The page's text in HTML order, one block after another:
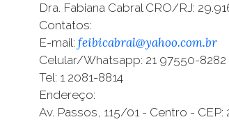
Dra. Fabiana Cabral CRO/RJ:
Contatos:
E-mail: feibicabral@yahoo.com.br
Celular/Whatsapp: 21 97550-8282
Tel: 1 2081-8814
Endereço:
Av. Passos, 115/01 - Centro - CEP: